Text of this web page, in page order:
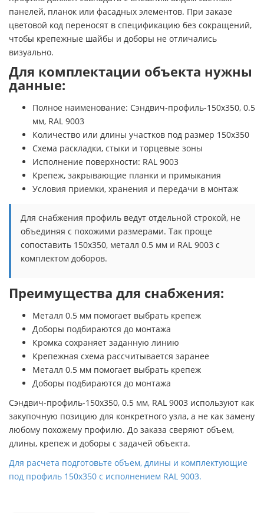
панелей, планок или фасадных элементов. При заказе
цветовой код переносят в спецификацию без сокращений,
чтобы крепежные шайбы и доборы не отличались
визуально.
Для комплектации объекта нужны
данные:
Полное наименование: Сэндвич-профиль-150х350, 0.5
мм, RAL 9003
Количество или длины участков под размер 150х350
Схема раскладки, стыки и торцевые зоны
Исполнение поверхности: RAL 9003
Крепеж, закрывающие планки и примыкания
Условия приемки, хранения и передачи в монтаж
Для снабжения профиль ведут отдельной строкой, не
объединяя с похожими размерами. Так проще
сопоставить 150х350, металл 0.5 мм и RAL 9003 с
комплектом доборов.
Преимущества для снабжения:
Металл 0.5 мм помогает выбрать крепеж
Доборы подбираются до монтажа
Кромка сохраняет заданную линию
Крепежная схема рассчитывается заранее
Металл 0.5 мм помогает выбрать крепеж
Доборы подбираются до монтажа
Сэндвич-профиль-150х350, 0.5 мм, RAL 9003 используют как
закупочную позицию для конкретного узла, а не как замену
любому похожему профилю. До заказа сверяют объем,
длины, крепеж и доборы с задачей объекта.
Для расчета подготовьте объем, длины и комплектующие
под профиль 150х350 с исполнением RAL 9003.